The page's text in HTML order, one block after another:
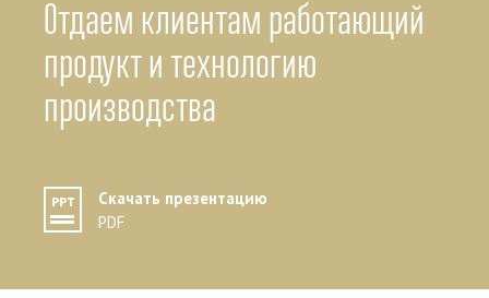
Отдаем клиентам работающий
продукт и технологию
производства
Скачать презентацию
PDF